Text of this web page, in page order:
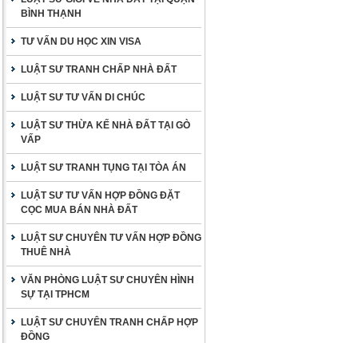
BÌNH THẠNH
TƯ VẤN DU HỌC XIN VISA
LUẬT SƯ TRANH CHẤP NHÀ ĐẤT
LUẬT SƯ TƯ VẤN DI CHÚC
LUẬT SƯ THỪA KẾ NHÀ ĐẤT TẠI GÒ
VẤP
LUẬT SƯ TRANH TỤNG TẠI TÒA ÁN
LUẬT SƯ TƯ VẤN HỢP ĐỒNG ĐẶT
CỌC MUA BÁN NHÀ ĐẤT
LUẬT SƯ CHUYÊN TƯ VẤN HỢP ĐỒNG
THUÊ NHÀ
VĂN PHÒNG LUẬT SƯ CHUYÊN HÌNH
SỰ TẠI TPHCM
LUẬT SƯ CHUYÊN TRANH CHẤP HỢP
ĐỒNG